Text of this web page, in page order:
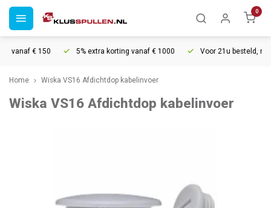
0
vanaf € 150 5% extra korting vanaf € 1000 Voor 21u besteld,
Home Wiska VS16 Afdichtdop kabelinvoer
Wiska VS16 Afdichtdop kabelinvoer